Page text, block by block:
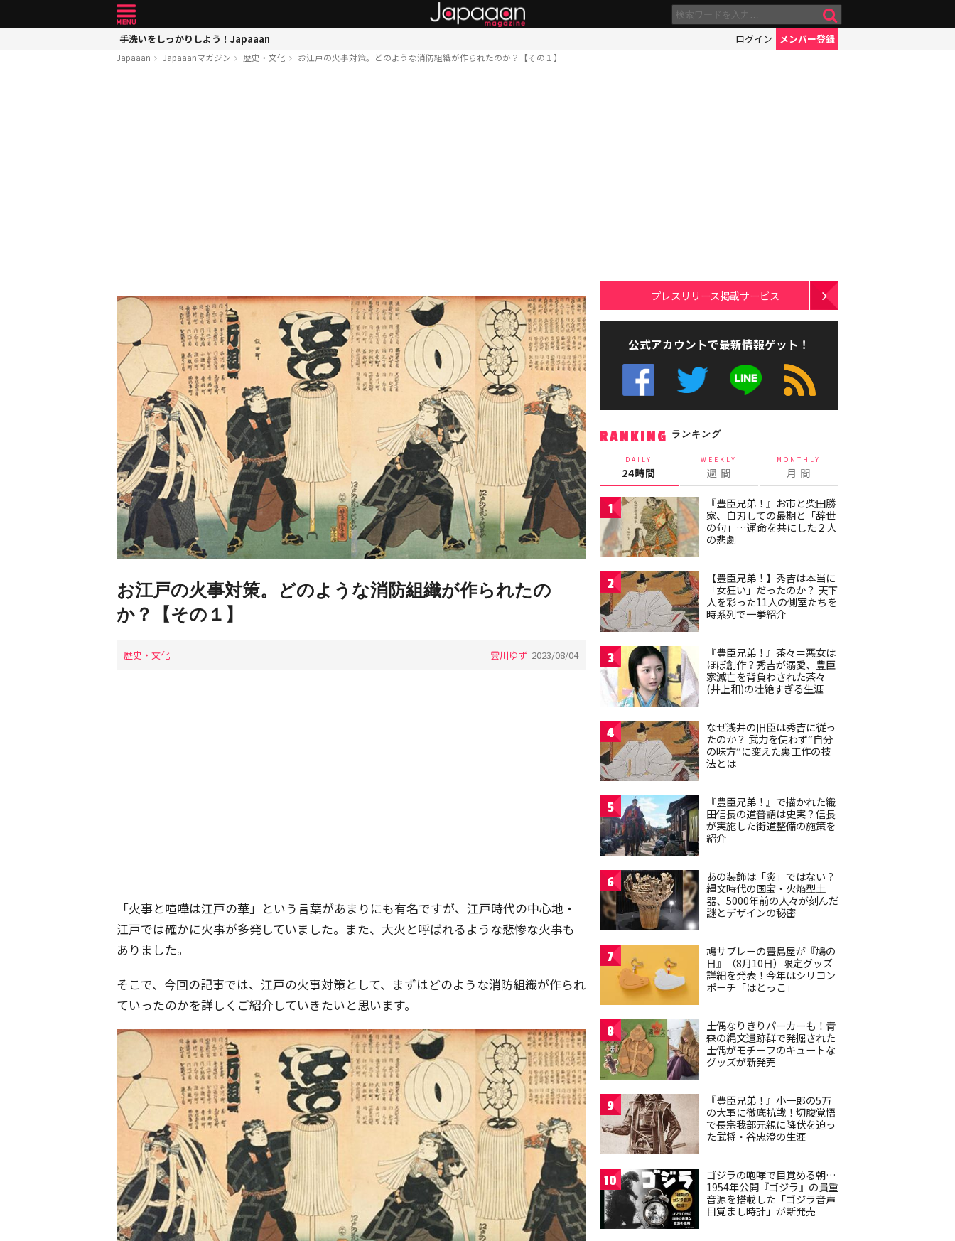
手洗いをしっかりしよう！Japaaan ログイン メンバー登録
Japaaan Japaaanマガジン 歴史・文化 お江戸の火事対策。どのような消防組織が作られたのか？【その１】
お江戸の火事対策。どのような消防組織が作られたの
か？【その１】
歴史・文化 雲川ゆず 2023/08/04
「火事と喧嘩は江戸の華」という言葉があまりにも有名ですが、江戸時代の中心地・
江戸では確かに火事が多発していました。また、大火と呼ばれるような悲惨な火事も
ありました。
そこで、今回の記事では、江戸の火事対策として、まずはどのような消防組織が作られ
ていったのかを詳しくご紹介していきたいと思います。
プレスリリース掲載サービス
公式アカウントで最新情報ゲット！
RANKING ランキング
DAILY
24時間
WEEKLY
週 間
MONTHLY
月 間
1
『豊臣兄弟！』お市と柴田勝
家、自刃しての最期と「辞世
の句」…運命を共にした２人
の悲劇
2
【豊臣兄弟！】秀吉は本当に
「女狂い」だったのか？ 天下
人を彩った11人の側室たちを
時系列で一挙紹介
3
『豊臣兄弟！』茶々＝悪女は
ほぼ創作？秀吉が溺愛、豊臣
家滅亡を背負わされた茶々
(井上和)の壮絶すぎる生涯
4
なぜ浅井の旧臣は秀吉に従っ
たのか？ 武力を使わず“自分
の味方”に変えた裏工作の技
法とは
5
『豊臣兄弟！』で描かれた織
田信長の道普請は史実？信長
が実施した街道整備の施策を
紹介
6
あの装飾は「炎」ではない？
縄文時代の国宝・火焔型土
器、5000年前の人々が刻んだ
謎とデザインの秘密
7
鳩サブレーの豊島屋が『鳩の
日』（8月10日）限定グッズ
詳細を発表！今年はシリコン
ポーチ「はとっこ」
8
土偶なりきりパーカーも！青
森の縄文遺跡群で発掘された
土偶がモチーフのキュートな
グッズが新発売
9
『豊臣兄弟！』小一郎の5万
の大軍に徹底抗戦！切腹覚悟
で長宗我部元親に降伏を迫っ
た武将・谷忠澄の生涯
10
ゴジラの咆哮で目覚める朝…
1954年公開『ゴジラ』の貴重
音源を搭載した「ゴジラ音声
目覚まし時計」が新発売